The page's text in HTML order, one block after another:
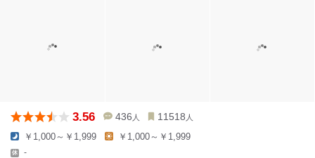
3.56 436 人 11518 人
￥1,000～￥1,999 ￥1,000～￥1,999
-